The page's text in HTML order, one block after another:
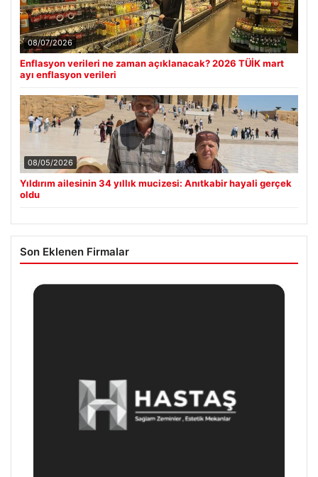
08/07/2026
Enflasyon verileri ne zaman açıklanacak? 2026 TÜİK mart
ayı enflasyon verileri
08/05/2026
Yıldırım ailesinin 34 yıllık mucizesi: Anıtkabir hayali gerçek
oldu
Son Eklenen Firmalar